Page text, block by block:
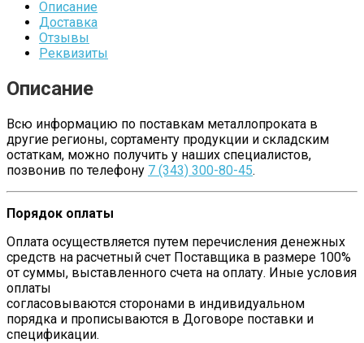
Описание
Доставка
Отзывы
Реквизиты
Описание
Всю информацию по поставкам металлопроката в
другие регионы, сортаменту продукции и складским
остаткам, можно получить у наших специалистов,
позвонив по телефону 7 (343) 300-80-45.
Порядок оплаты
Оплата осуществляется путем перечисления денежных
средств на расчетный счет Поставщика в размере 100%
от суммы, выставленного счета на оплату. Иные условия
оплаты
согласовываются сторонами в индивидуальном
порядка и прописываются в Договоре поставки и
спецификации.